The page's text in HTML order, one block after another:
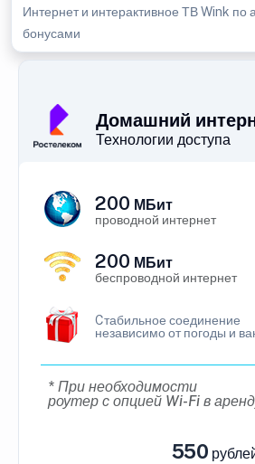
Интернет и интерактивное ТВ Wink по
бонусами
Домашний
Технологии доступа
200 МБит
проводной интернет
200 МБит
беспроводной интернет
Cтабильное соединение
независимо от погоды и
* При необходимости
роутер с опцией Wi-Fi в
550